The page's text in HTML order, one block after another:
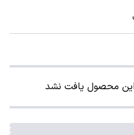
این محصول یافت نشد